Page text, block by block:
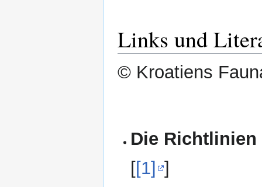
Links und
© Kroatiens
Die
[[1] ]